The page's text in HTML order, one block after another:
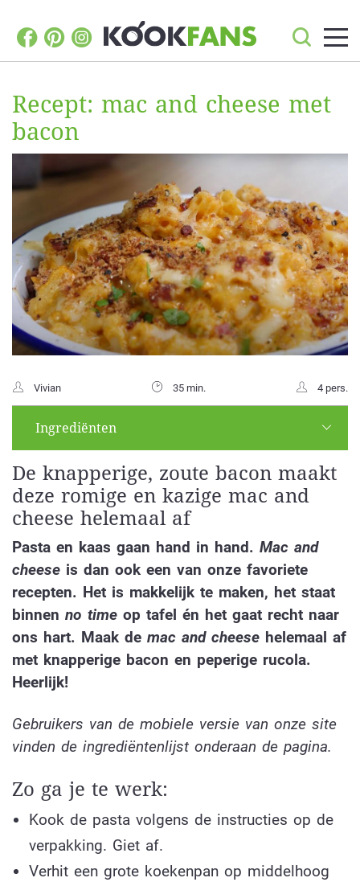
Recept: mac and cheese met
bacon
Vivian 35 min. 4 pers.
Ingrediënten
De knapperige, zoute bacon maakt
deze romige en kazige mac and
cheese helemaal af
Pasta en kaas gaan hand in hand. Mac and
cheese is dan ook een van onze favoriete
recepten. Het is makkelijk te maken, het staat
binnen no time op tafel én het gaat recht naar
ons hart. Maak de mac and cheese helemaal af
met knapperige bacon en peperige rucola.
Heerlijk!
Gebruikers van de mobiele versie van onze site
vinden de ingrediëntenlijst onderaan de pagina.
Zo ga je te werk:
Kook de pasta volgens de instructies op de
verpakking. Giet af.
Verhit een grote koekenpan op middelhoog